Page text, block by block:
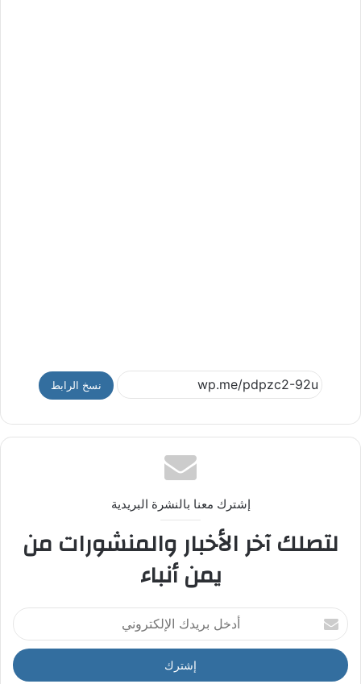
نسخ الرابط
إشترك معنا بالنشرة البريدية
لتصلك آخر الأخبار والمنشورات من
يمن أنباء
أ
د
خ
ل